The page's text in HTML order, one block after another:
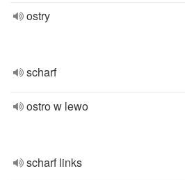
ostry
scharf
ostro w lewo
scharf links